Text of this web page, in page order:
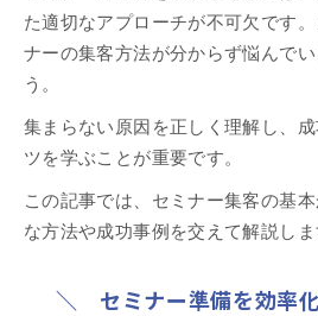
た適切なアプローチが不可欠です
ナーの集客方法が分からず悩んで
う。
集まらない原因を正しく理解し、
ツを学ぶことが重要です。
この記事では、セミナー集客の基
な方法や成功事例を交えて解説しま
＼ セミナー準備を効率